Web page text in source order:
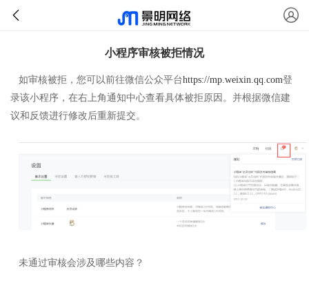
小程序审核被拒情况
如审核被拒，您可以前往微信公众平台https://mp.weixin.qq.com登
录该小程序，在右上角通知中心查看具体被拒原因。并根据微信建
议和反馈进行修改后重新提交。
未通过审核会涉及哪些内容？